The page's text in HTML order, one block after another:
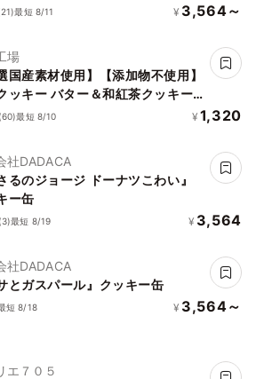
最短 8/11 ¥ 3,564～
場
国産素材使用】【添加物不使用】
ッキー バター＆和紅茶クッキー
ー缶
(60)最短 8/10 ¥ 1,320
社DADACA
るのジョージ ドーナツこわい』
ー缶
(3)最短 8/19 ¥ 3,564
社DADACA
とガスパール』クッキー缶
短 8/18 ¥ 3,564～
エ７０５